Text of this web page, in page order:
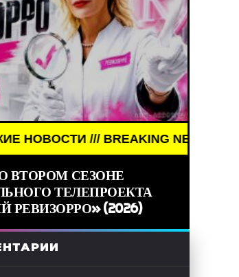
/// BREAKING NEWS ///
ВТОРОМ СЕЗОНЕ
ТЕЛЕПРОЕКТА
РЕВИЗОРРО» (2026)